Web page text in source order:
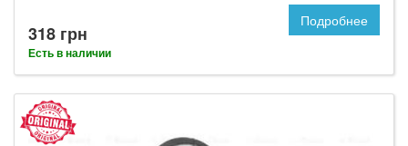
318 грн
Есть в наличии
Подробнее